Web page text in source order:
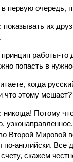
первую очередь,
показывать их
работы-то
попасть в
когда
что этому мешает?
Потому
Второй Мировой
по-английски. Все
скажем